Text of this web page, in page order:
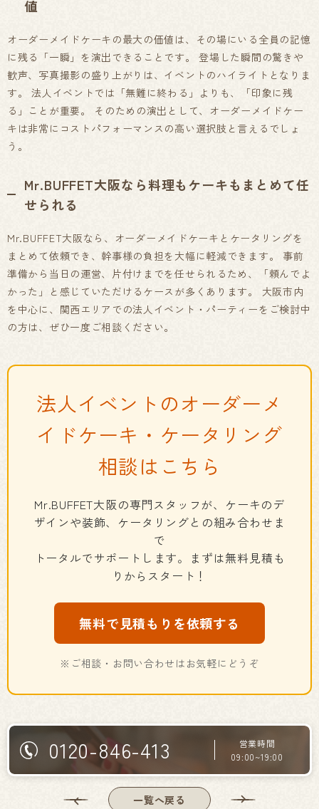
値
オーダーメイドケーキの最大の価値は、その場にいる全員の記憶
に残る「一瞬」を演出できることです。 登場した瞬間の驚きや
歓声、写真撮影の盛り上がりは、イベントのハイライトとなりま
す。 法人イベントでは「無難に終わる」よりも、「印象に残
る」ことが重要。 そのための演出として、オーダーメイドケー
キは非常にコストパフォーマンスの高い選択肢と言えるでしょ
う。
Mr.BUFFET大阪なら料理もケーキもまとめて任
せられる
Mr.BUFFET大阪なら、オーダーメイドケーキとケータリングを
まとめて依頼でき、幹事様の負担を大幅に軽減できます。 事前
準備から当日の運営、片付けまでを任せられるため、「頼んでよ
かった」と感じていただけるケースが多くあります。 大阪市内
を中心に、関西エリアでの法人イベント・パーティーをご検討中
の方は、ぜひ一度ご相談ください。
法人イベントのオーダーメ
イドケーキ・ケータリング
相談はこちら
Mr.BUFFET大阪の専門スタッフが、ケーキのデ
ザインや装飾、ケータリングとの組み合わせま
で
トータルでサポートします。まずは無料見積も
りからスタート！
無料で見積もりを依頼する
※ご相談・お問い合わせはお気軽にどうぞ
0120-846-413
営業時間
09:00~19:00
一覧へ戻る